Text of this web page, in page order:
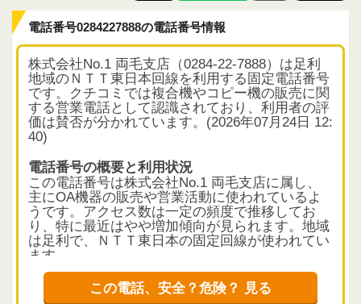
電話番号0284227888の電話番号情報
株式会社No.1 両毛支店（0284-22-7888）は足利
地域のＮＴＴ東日本回線を利用する固定電話番号
です。クチコミでは複合機やコピー機の販売に関
する営業電話として認識されており、利用者の評
価は賛否が分かれています。(2026年07月24日 12:
40)
電話番号の概要と利用状況
この電話番号は株式会社No.1 両毛支店に属し、
主にOA機器の販売や営業活動に使われているよ
うです。アクセス数は一定の頻度で推移してお
り、特に最近はやや増加傾向が見られます。地域
は足利で、ＮＴＴ東日本の固定回線が使われてい
ます。
クチコミから読み解く電話の実態
クチコミは6件で、平均評価は2.17とやや低めで
この電話、安全？危険？ 見る